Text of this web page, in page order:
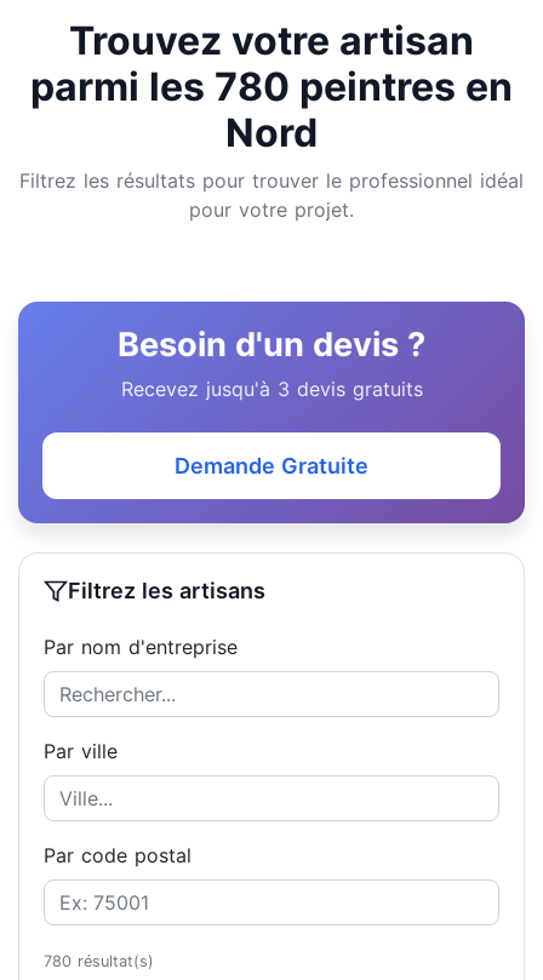
Trouvez votre artisan
parmi les 780 peintres en
Nord
Filtrez les résultats pour trouver le professionnel idéal
pour votre projet.
Besoin d'un devis ?
Recevez jusqu'à 3 devis gratuits
Demande Gratuite
Filtrez les artisans
Par nom d'entreprise
Par ville
Par code postal
780 résultat(s)